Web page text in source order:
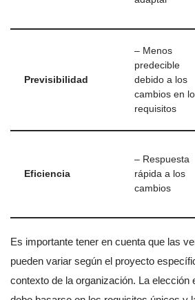
Previsibilidad
– Menos
predecible
debido a los
cambios en
requisitos
Eficiencia
– Respuesta
rápida a los
cambios
Es importante tener en cuenta que las
pueden variar según el proyecto
contexto de la organización. La elección